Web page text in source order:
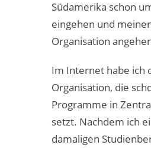
Südamerika schon
eingehen und
Organisation
Im Internet habe ich
Organisation, die
Programme in
setzt. Nachdem ich
damaligen